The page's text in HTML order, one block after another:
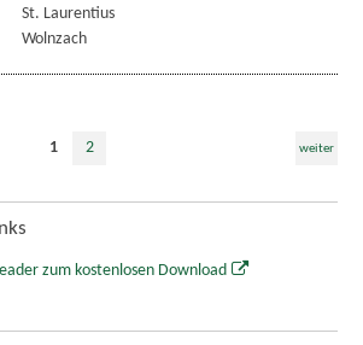
St. Laurentius
Wolnzach
1 2 weiter
zum kostenlosen Download